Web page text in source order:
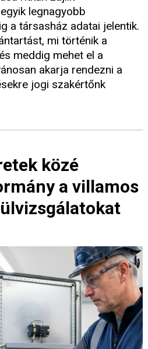
legnagyobb
a társasház adatai jelentik.
mi történik a
meddig mehet el a
akarja rendezni a
jogi szakértőnk
közé
a villamos